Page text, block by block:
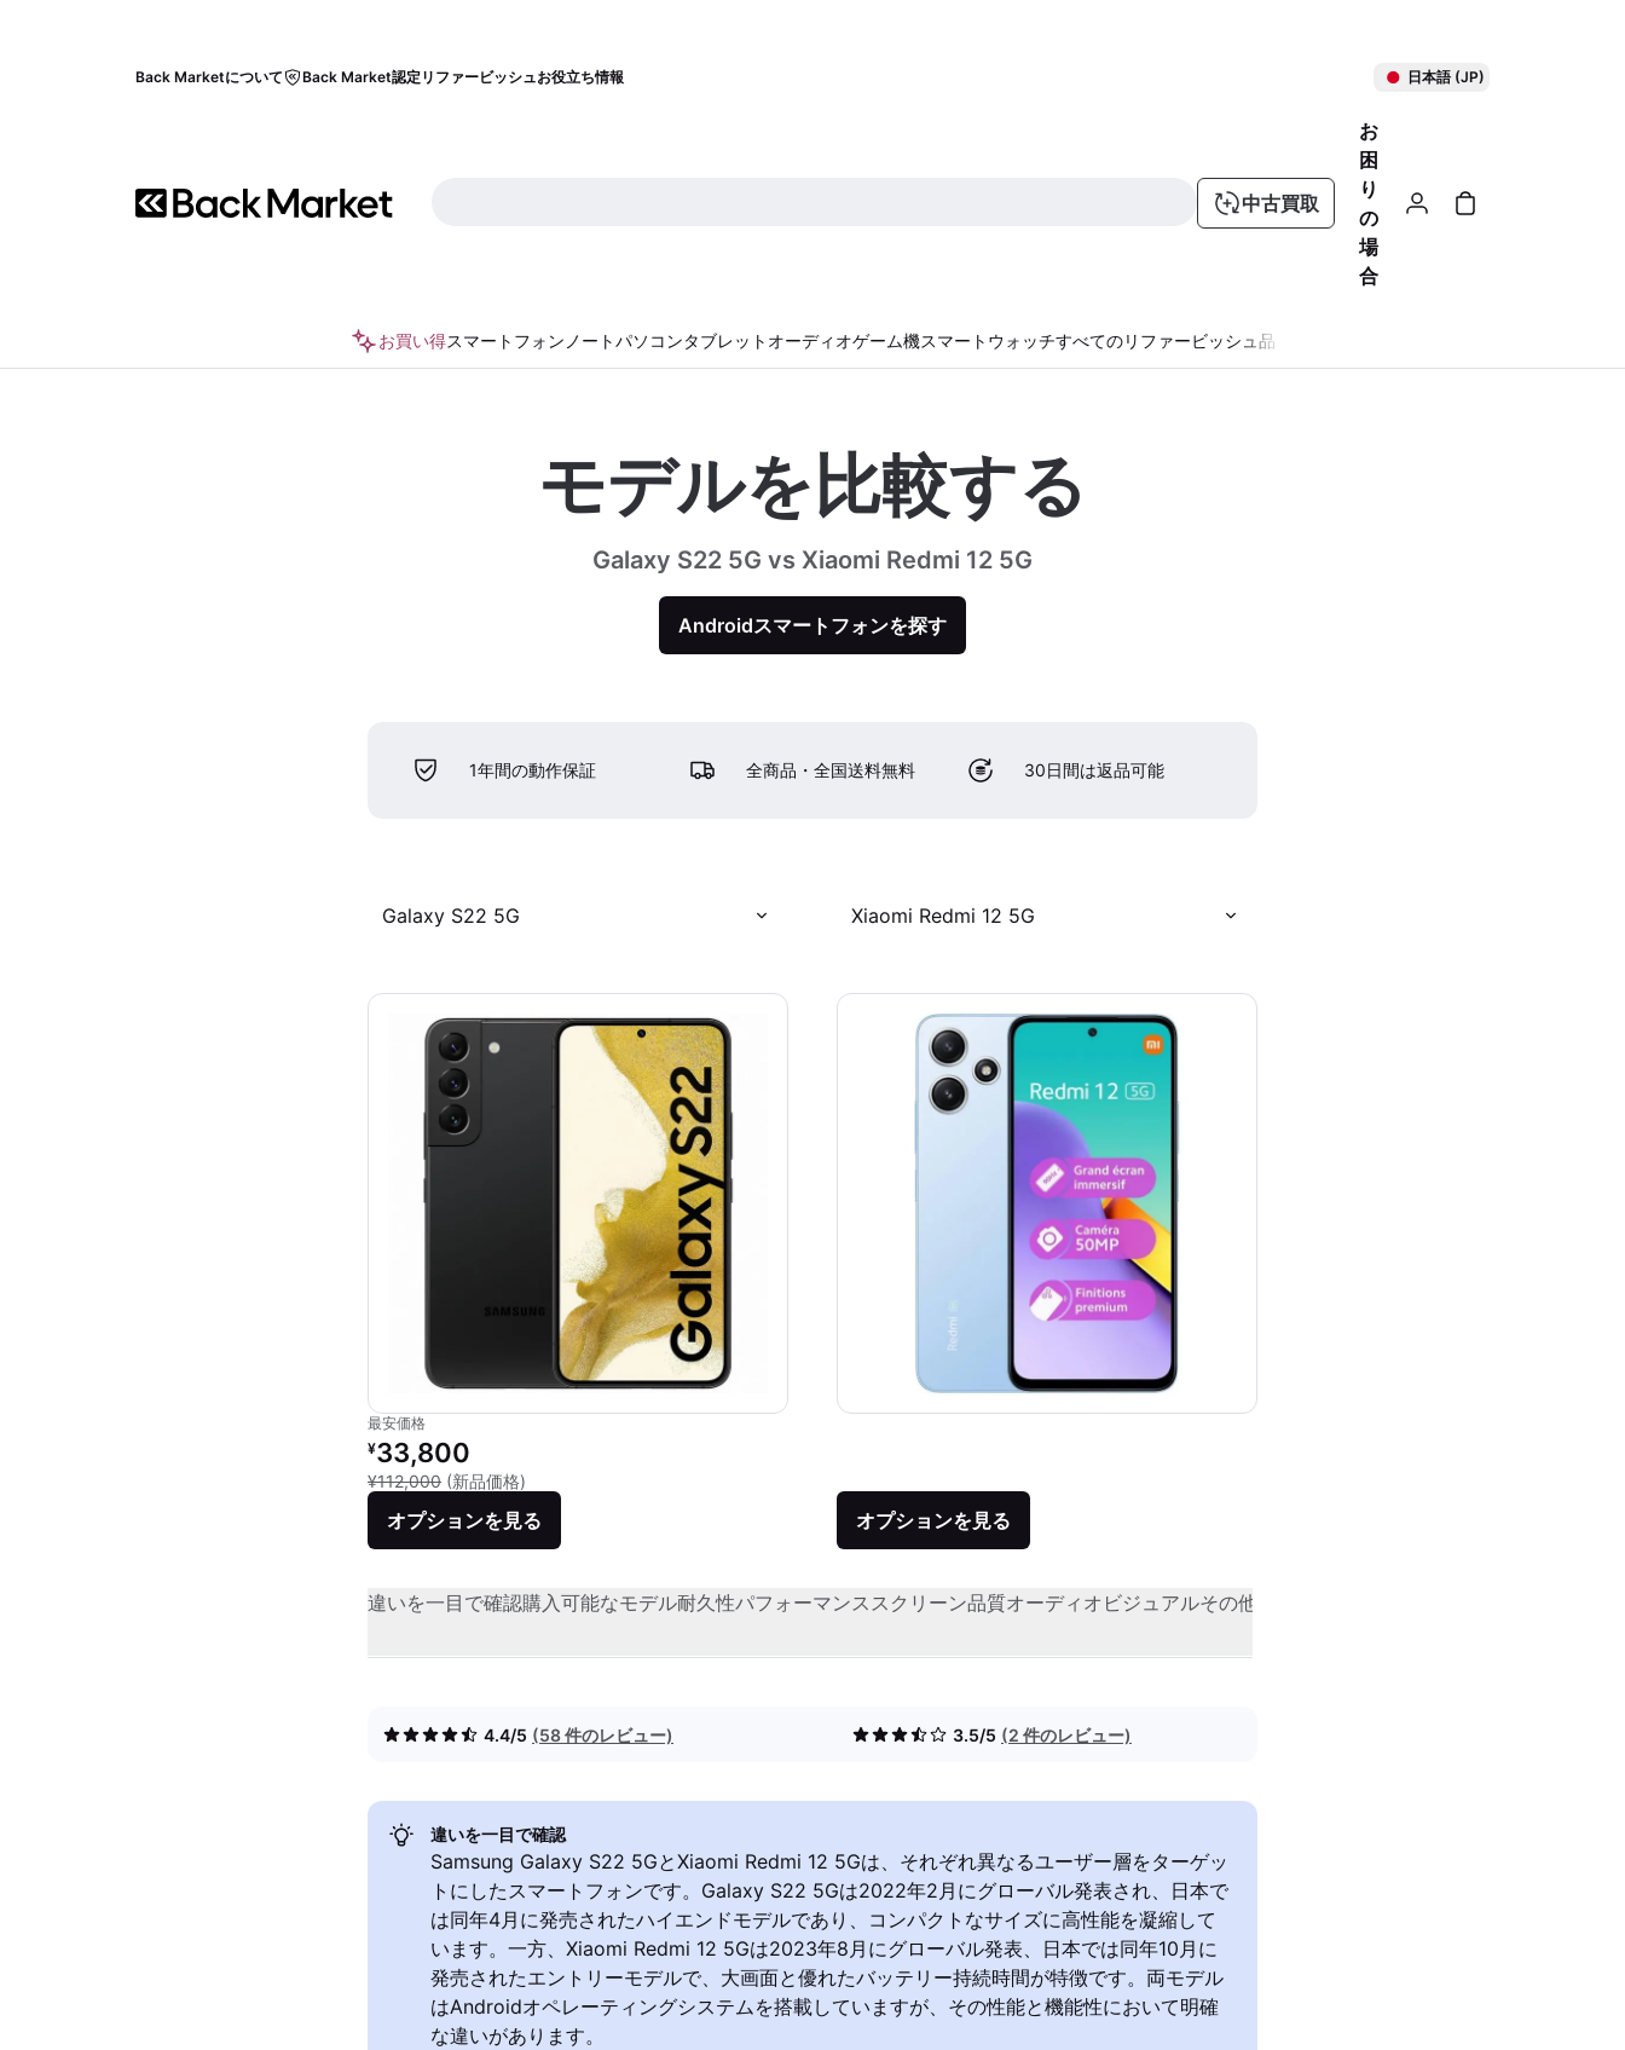
Back Marketについて Back Market認定リファービッシュお役立ち情報 日本語 (JP)
中古買取
お
困
り
の
場
合
お買い得スマートフォン ノートパソコンタブレット オーディオゲーム機スマートウォッチすべてのリファービッシュ品
モデルを比較する
Galaxy S22 5G vs Xiaomi Redmi 12 5G
Androidスマートフォンを探す
1年間の動作保証 全商品・全国送料無料 30日間は返品可能
Galaxy S22 5G Xiaomi Redmi 12 5G
最安価格
リファービッシュ品の価格：
¥33,800
¥112,000 (新品価格)
オプションを見る オプションを見る
違いを一目で確認購入可能なモデル耐久性パフォーマンススクリーン品質オーディオビジュアルその他
4.4/5 (58 件のレビュー) 3.5/5 (2 件のレビュー)
違いを一目で確認
Samsung Galaxy S22 5GとXiaomi Redmi 12 5Gは、それぞれ異なるユーザー層をターゲッ
トにしたスマートフォンです。Galaxy S22 5Gは2022年2月にグローバル発表され、日本で
は同年4月に発売されたハイエンドモデルであり、コンパクトなサイズに高性能を凝縮して
います。一方、Xiaomi Redmi 12 5Gは2023年8月にグローバル発表、日本では同年10月に
発売されたエントリーモデルで、大画面と優れたバッテリー持続時間が特徴です。両モデル
はAndroidオペレーティングシステムを搭載していますが、その性能と機能性において明確
な違いがあります。